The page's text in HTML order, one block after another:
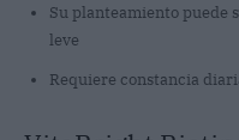
Su planteamiento puede
leve
Requiere constancia